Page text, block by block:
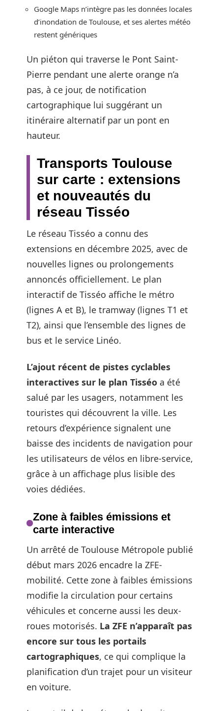
Google Maps n’intègre pas les données locales
d’inondation de Toulouse, et ses alertes météo
restent génériques
Un piéton qui traverse le Pont Saint-
Pierre pendant une alerte orange n’a
pas, à ce jour, de notification
cartographique lui suggérant un
itinéraire alternatif par un pont en
hauteur.
Transports Toulouse
sur carte : extensions
et nouveautés du
réseau Tisséo
Le réseau Tisséo a connu des
extensions en décembre 2025, avec de
nouvelles lignes ou prolongements
annoncés officiellement. Le plan
interactif de Tisséo affiche le métro
(lignes A et B), le tramway (lignes T1 et
T2), ainsi que l’ensemble des lignes de
bus et le service Linéo.
L’ajout récent de pistes cyclables
interactives sur le plan Tisséo a été
salué par les usagers, notamment les
touristes qui découvrent la ville. Les
retours d’expérience signalent une
baisse des incidents de navigation pour
les utilisateurs de vélos en libre-service,
grâce à un affichage plus lisible des
voies dédiées.
Zone à faibles émissions et
carte interactive
Un arrêté de Toulouse Métropole publié
début mars 2026 encadre la ZFE-
mobilité. Cette zone à faibles émissions
modifie la circulation pour certains
véhicules et concerne aussi les deux-
roues motorisés. La ZFE n’apparaît pas
encore sur tous les portails
cartographiques, ce qui complique la
planification d’un trajet pour un visiteur
en voiture.